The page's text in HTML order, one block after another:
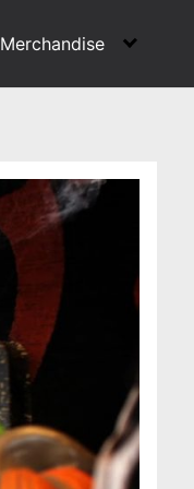
Merchandise